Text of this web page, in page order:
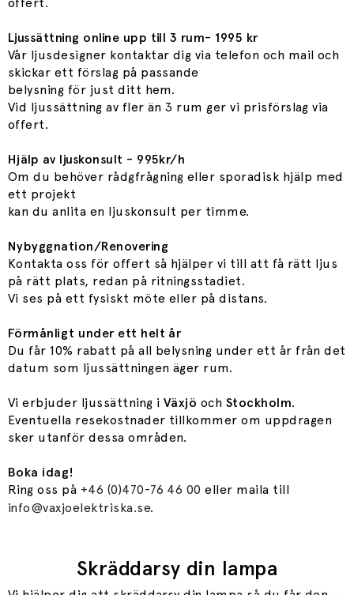
Ljussättning online upp till 3 rum- 1995 kr
Vår ljusdesigner kontaktar dig via telefon och mail och
skickar ett förslag på passande
belysning för just ditt hem.
Vid ljussättning av fler än 3 rum ger vi prisförslag via
offert.
Hjälp av ljuskonsult - 995kr/h
Om du behöver rådgfrågning eller sporadisk hjälp med
ett projekt
kan du anlita en ljuskonsult per timme.
Nybyggnation/Renovering
Kontakta oss för offert så hjälper vi till att få rätt ljus
på rätt plats, redan på ritningsstadiet.
Vi ses på ett fysiskt möte eller på distans.
Förmånligt under ett helt år
Du får 10% rabatt på all belysning under ett år från det
datum som ljussättningen äger rum.
Vi erbjuder ljussättning i Växjö och Stockholm.
Eventuella resekostnader tillkommer om uppdragen
sker utanför dessa områden.
Boka idag!
Ring oss på +46 (0)470-76 46 00 eller maila till
info@vaxjoelektriska.se.
Skräddarsy din lampa